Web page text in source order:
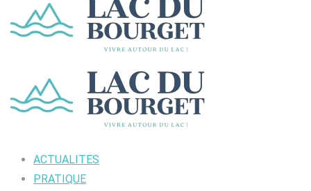
ACTUALITES
PRATIQUE